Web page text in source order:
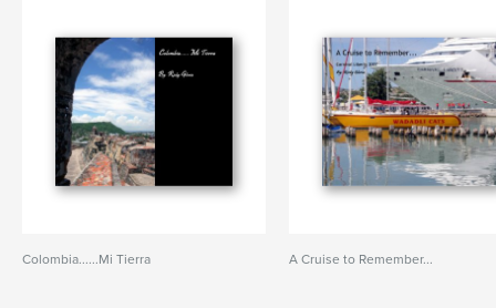
Colombia......Mi Tierra A Cruise to Remember...